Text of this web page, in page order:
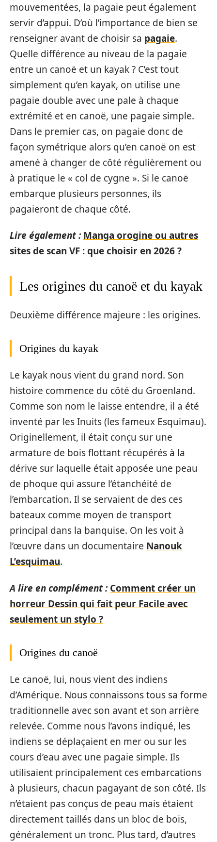
mouvementées, la pagaie peut également
servir d’appui. D’où l’importance de bien se
renseigner avant de choisir sa pagaie.
Quelle différence au niveau de la pagaie
entre un canoë et un kayak ? C’est tout
simplement qu’en kayak, on utilise une
pagaie double avec une pale à chaque
extrémité et en canoë, une pagaie simple.
Dans le premier cas, on pagaie donc de
façon symétrique alors qu’en canoë on est
amené à changer de côté régulièrement ou
à pratique le « col de cygne ». Si le canoë
embarque plusieurs personnes, ils
pagaieront de chaque côté.
Lire également : Manga orogine ou autres
sites de scan VF : que choisir en 2026 ?
Les origines du canoë et du kayak
Deuxième différence majeure : les origines.
Origines du kayak
Le kayak nous vient du grand nord. Son
histoire commence du côté du Groenland.
Comme son nom le laisse entendre, il a été
inventé par les Inuits (les fameux Esquimau).
Originellement, il était conçu sur une
armature de bois flottant récupérés à la
dérive sur laquelle était apposée une peau
de phoque qui assure l’étanchéité de
l’embarcation. Il se servaient de des ces
bateaux comme moyen de transport
principal dans la banquise. On les voit à
l’œuvre dans un documentaire Nanouk
L’esquimau.
A lire en complément : Comment créer un
horreur Dessin qui fait peur Facile avec
seulement un stylo ?
Origines du canoë
Le canoë, lui, nous vient des indiens
d’Amérique. Nous connaissons tous sa forme
traditionnelle avec son avant et son arrière
relevée. Comme nous l’avons indiqué, les
indiens se déplaçaient en mer ou sur les
cours d’eau avec une pagaie simple. Ils
utilisaient principalement ces embarcations
à plusieurs, chacun pagayant de son côté. Ils
n’étaient pas conçus de peau mais étaient
directement taillés dans un bloc de bois,
généralement un tronc. Plus tard, d’autres